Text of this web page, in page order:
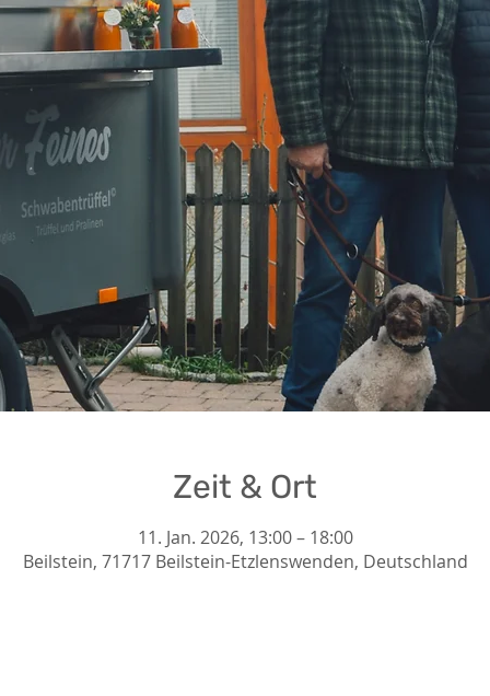
Zeit & Ort
11. Jan. 2026, 13:00 – 18:00
Beilstein, 71717 Beilstein-Etzlenswenden, Deutschland